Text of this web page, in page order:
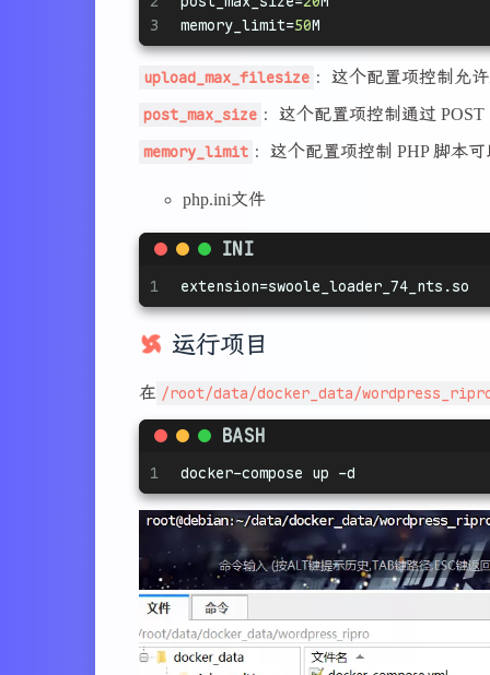
29
32
33
35
37
38
39
40
41
43
45
46
47
48
49
50
52
53
-
'./app:/var/www/html'
'./php.ini:/usr/local/etc/
depends_on:
-
db
-
default
nginx:
image: nginx:alpine
# 使用
container_name:
restart: unless-stopped
ports:
volumes:
- './app:/var/www/html'
#
depends_on:
- app
networks:
- default
networks:
default:
name: wordpress_network
16
17
18
19
20
25
26
27
28
29
30
32
33
35
36
37
39
40
server {
listen
80;
server_name localhost;
root /var/www/html;
index
location / {
        }
location
fastcgi_param
location ~ /\.ht {
deny all;
        }
    }
}
3
memory_limit=50M
upload_max_filesize ：这个配置项控制允
post_max_size ：这个配置项控制通过
memory_limit ：这个配置项控制 PHP 脚本
php.ini文件
INI
1 extension=swoole_loader_74_nts.so
运行项目
在 /root/data/docker_data/
BASH
1 docker-compose up -d